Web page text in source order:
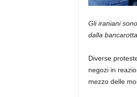
Gli iraniani
dalla
Diverse
negozi in
mezzo delle